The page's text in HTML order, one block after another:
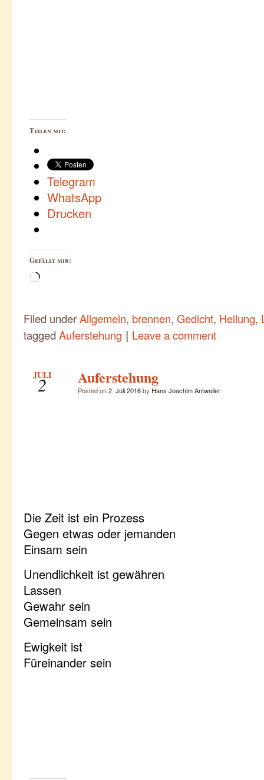
Teilen mit:
Telegram
WhatsApp
Drucken
Gefällt mir:
Wird
Filed underAllgemein, brennen, Gedicht, Heilung,
tagged Auferstehung | Leave a comment
JULI
2 Auferstehung
Posted on2. Juli 2016by Hans Joachim Antweiler
Die Zeit ist ein Prozess
Gegen etwas oder jemanden
Einsam sein
Unendlichkeit ist gewähren
Lassen
Gewahr sein
Gemeinsam sein
Ewigkeit ist
Füreinander sein